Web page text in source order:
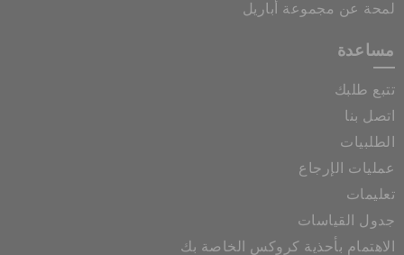
لمحة عن مجموعة أباريل
مساعدة
تتبع طلبك
اتصل بنا
الطلبيات
عمليات الإرجاع
تعليمات
جدول القياسات
الاهتمام بأحذية كروكس الخاصة بك